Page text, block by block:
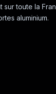
toute la
aluminium.